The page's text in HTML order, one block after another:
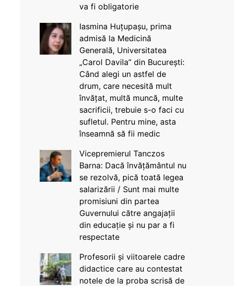
va fi obligatorie
Iasmina Huțupașu, prima
admisă la Medicină
Generală, Universitatea
„Carol Davila” din București:
Când alegi un astfel de
drum, care necesită mult
învățat, multă muncă, multe
sacrificii, trebuie s-o faci cu
sufletul. Pentru mine, asta
înseamnă să fii medic
Vicepremierul Tanczos
Barna: Dacă învățământul nu
se rezolvă, pică toată legea
salarizării / Sunt mai multe
promisiuni din partea
Guvernului către angajații
din educație și nu par a fi
respectate
Profesorii și viitoarele cadre
didactice care au contestat
notele de la proba scrisă de